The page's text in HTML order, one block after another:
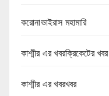
করোনাভাইরাস মহামারি
কাশ্মীর এর খবরক্রিকেটের খবর
কাশ্মীর এর খবরখবর